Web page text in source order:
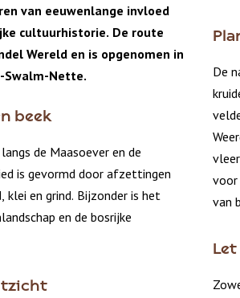
van eeuwenlange invloed
cultuurhistorie. De route
Wereld en is opgenomen in
Swalm-Nette.
beek
de Maasoever en de
is gevormd door afzettingen
klei en grind. Bijzonder is het
en de bosrijke
De
voor
van